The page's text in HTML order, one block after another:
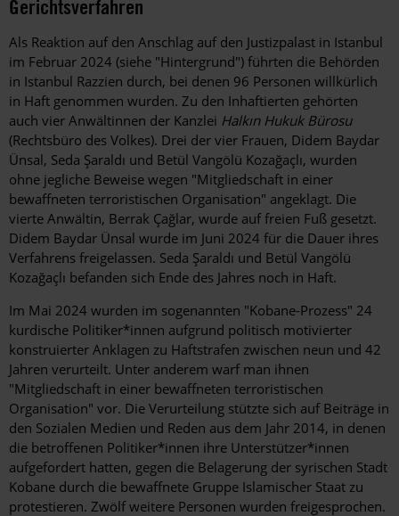
Gerichtsverfahren
Als Reaktion auf den Anschlag auf den Justizpalast in Istanbul
im Februar 2024 (siehe "Hintergrund") führten die Behörden
in Istanbul Razzien durch, bei denen 96 Personen willkürlich
in Haft genommen wurden. Zu den Inhaftierten gehörten
auch vier Anwältinnen der Kanzlei Halkın Hukuk Bürosu
(Rechtsbüro des Volkes). Drei der vier Frauen, Didem Baydar
Ünsal, Seda Şaraldı und Betül Vangölü Kozağaçlı, wurden
ohne jegliche Beweise wegen "Mitgliedschaft in einer
bewaffneten terroristischen Organisation" angeklagt. Die
vierte Anwältin, Berrak Çağlar, wurde auf freien Fuß gesetzt.
Didem Baydar Ünsal wurde im Juni 2024 für die Dauer ihres
Verfahrens freigelassen. Seda Şaraldı und Betül Vangölü
Kozağaçlı befanden sich Ende des Jahres noch in Haft.
Im Mai 2024 wurden im sogenannten "Kobane-Prozess" 24
kurdische Politiker*innen aufgrund politisch motivierter
konstruierter Anklagen zu Haftstrafen zwischen neun und 42
Jahren verurteilt. Unter anderem warf man ihnen
"Mitgliedschaft in einer bewaffneten terroristischen
Organisation" vor. Die Verurteilung stützte sich auf Beiträge in
den Sozialen Medien und Reden aus dem Jahr 2014, in denen
die betroffenen Politiker*innen ihre Unterstützer*innen
aufgefordert hatten, gegen die Belagerung der syrischen Stadt
Kobane durch die bewaffnete Gruppe Islamischer Staat zu
protestieren. Zwölf weitere Personen wurden freigesprochen.